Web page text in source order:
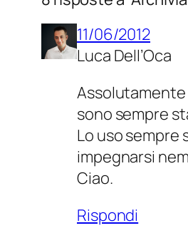
11/06/2012
Luca Dell’Oca
Assolutamente
sono sempre
Lo uso sempre
impegnarsi
Ciao.
Rispondi